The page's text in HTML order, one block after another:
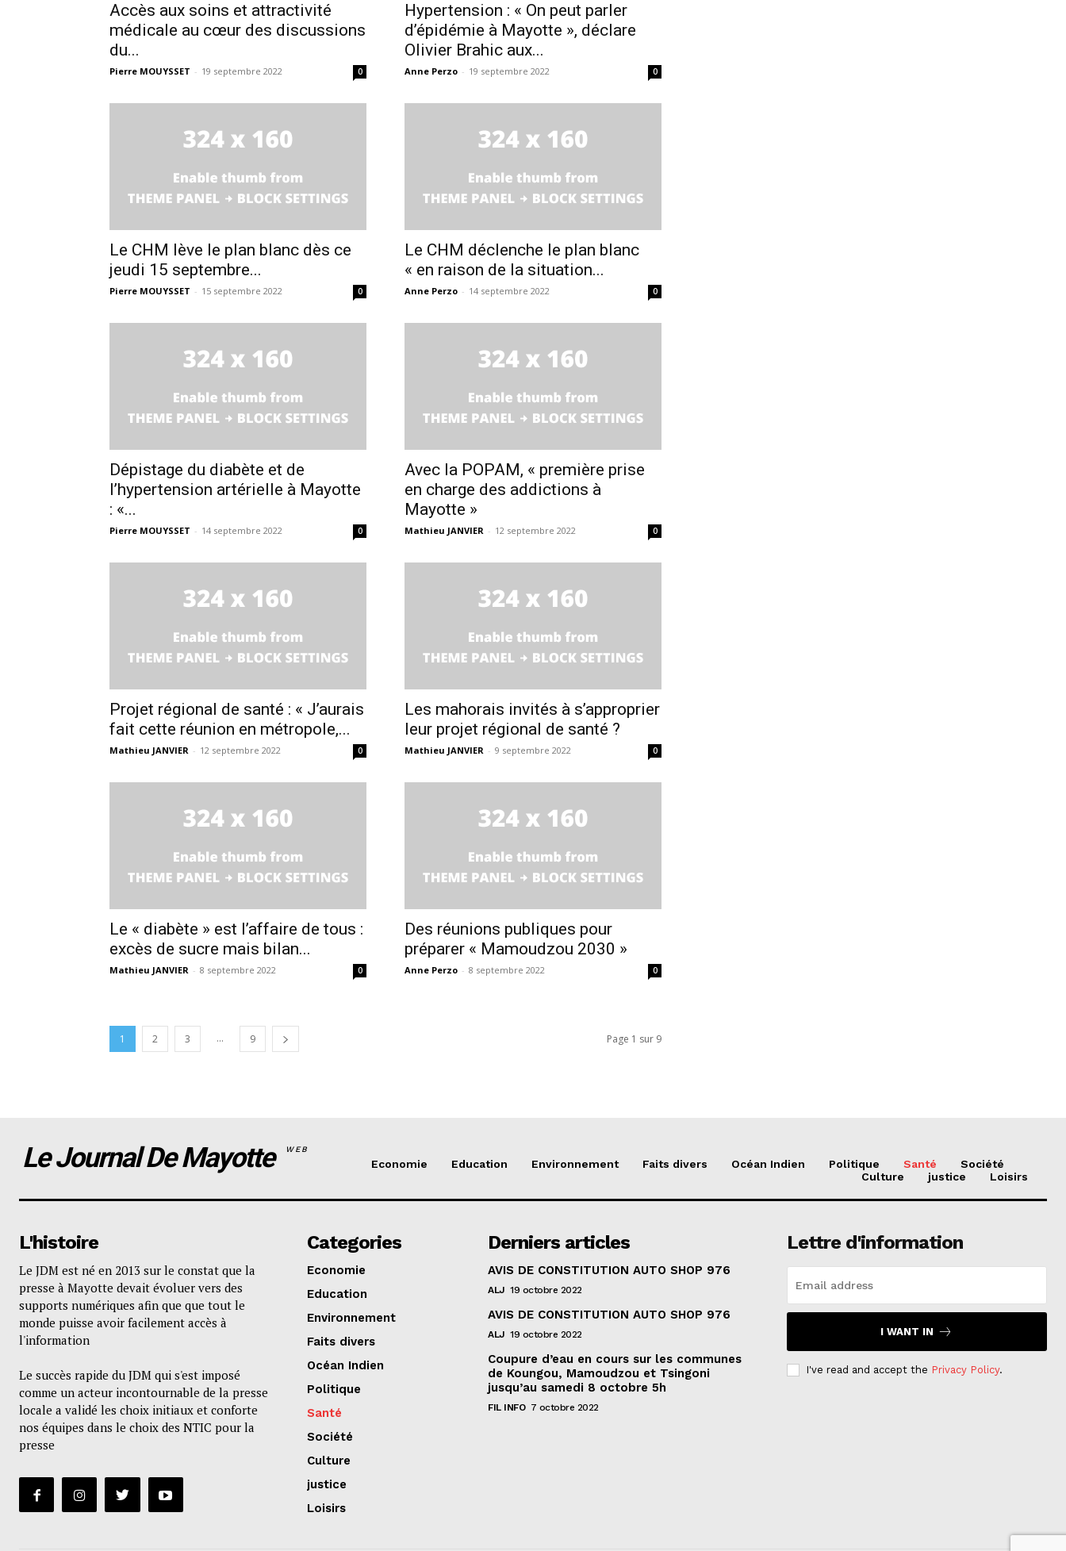
Accès aux soins et attractivité
médicale au cœur des discussions
du...
Pierre MOUYSSET - 19 septembre 2022 0
Hypertension : « On peut parler
d’épidémie à Mayotte », déclare
Olivier Brahic aux...
Anne Perzo - 19 septembre 2022 0
Le CHM lève le plan blanc dès ce
jeudi 15 septembre...
Pierre MOUYSSET - 15 septembre 2022 0
Le CHM déclenche le plan blanc
« en raison de la situation...
Anne Perzo - 14 septembre 2022 0
Dépistage du diabète et de
l’hypertension artérielle à Mayotte
: «...
Pierre MOUYSSET - 14 septembre 2022 0
Avec la POPAM, « première prise
en charge des addictions à
Mayotte »
Mathieu JANVIER - 12 septembre 2022 0
Projet régional de santé : « J’aurais
fait cette réunion en métropole,...
Mathieu JANVIER - 12 septembre 2022 0
Les mahorais invités à s’approprier
leur projet régional de santé ?
Mathieu JANVIER - 9 septembre 2022 0
Le « diabète » est l’affaire de tous :
excès de sucre mais bilan...
Mathieu JANVIER - 8 septembre 2022 0
Des réunions publiques pour
préparer « Mamoudzou 2030 »
Anne Perzo - 8 septembre 2022 0
1 2 3 ... 9 Page 1 sur 9
Le Journal De Mayotte WEB
Economie Education Environnement Faits divers Océan Indien Politique Santé
Société
Culture
justice Loisirs
L'histoire
Le JDM est né en 2013 sur le constat que la
presse à Mayotte devait évoluer vers des
supports numériques afin que que tout le
monde puisse avoir facilement accès à
l'information
Le succès rapide du JDM qui s'est imposé
comme un acteur incontournable de la presse
locale a validé les choix initiaux et conforte
nos équipes dans le choix des NTIC pour la
presse
Categories
Economie
Education
Environnement
Faits divers
Océan Indien
Politique
Santé
Société
Culture
justice
Loisirs
Derniers articles
AVIS DE CONSTITUTION AUTO SHOP 976
ALJ 19 octobre 2022
AVIS DE CONSTITUTION AUTO SHOP 976
ALJ 19 octobre 2022
Coupure d’eau en cours sur les communes
de Koungou, Mamoudzou et Tsingoni
jusqu’au samedi 8 octobre 5h
FIL INFO 7 octobre 2022
Lettre d'information
I WANT IN
I've read and accept the Privacy Policy.